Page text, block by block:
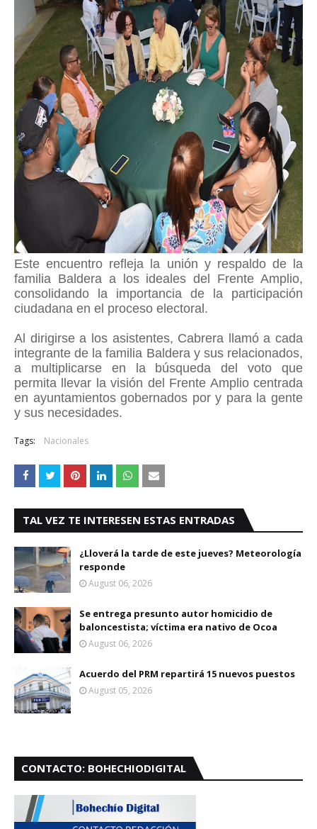
Este encuentro refleja la unión y respaldo de la
familia Baldera a los ideales del Frente Amplio,
consolidando la importancia de la participación
ciudadana en el proceso electoral.
Al dirigirse a los asistentes, Cabrera llamó a cada
integrante de la familia Baldera y sus relacionados,
a multiplicarse en la búsqueda del voto que
permita llevar la visión del Frente Amplio centrada
en ayuntamientos gobernados por y para la gente
y sus necesidades.
Tags: Nacionales
TAL VEZ TE INTERESEN ESTAS ENTRADAS
¿Lloverá la tarde de este jueves? Meteorología
responde
August 06, 2026
Se entrega presunto autor homicidio de
baloncestista; víctima era nativo de Ocoa
August 06, 2026
Acuerdo del PRM repartirá 15 nuevos puestos
August 05, 2026
CONTACTO: BOHECHIODIGITAL